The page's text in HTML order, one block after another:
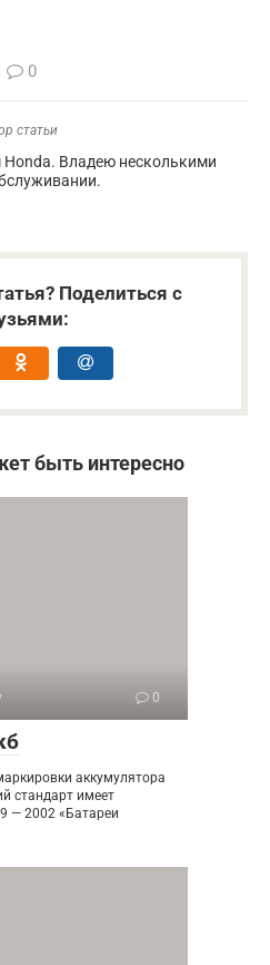
0
статьи
Владею несколькими
Поделиться с
быть интересно
0
аккумулятора
стандарт имеет
— 2002 «Батареи